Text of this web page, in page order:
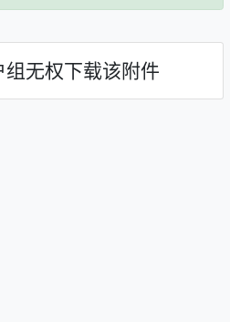
无权下载该附件